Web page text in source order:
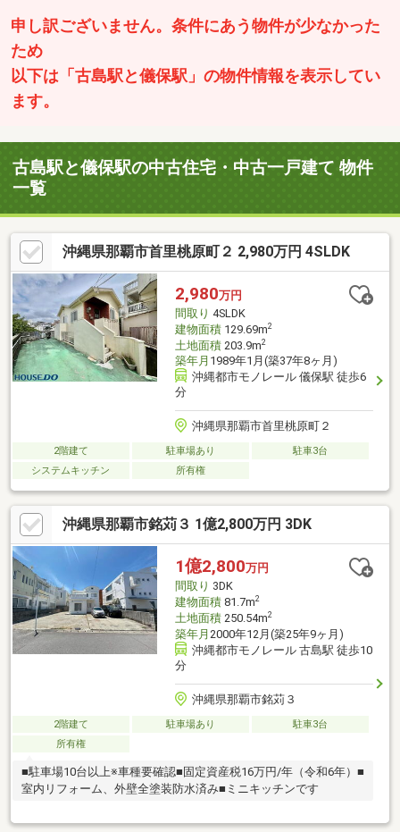
申し訳ございません。条件にあう物件が少なかった
ため
以下は「古島駅と儀保駅」の物件情報を表示してい
ます。
古島駅と儀保駅の中古住宅・中古一戸建て 物件
一覧
沖縄県那覇市首里桃原町２ 2,980万円 4SLDK
2,980万円
間取り 4SLDK
建物面積129.69m2
土地面積203.9m2
築年月 1989年1月(築37年8ヶ月)
沖縄都市モノレール 儀保駅 徒歩6
分
沖縄県那覇市首里桃原町２
2階建て 駐車場あり
駐車3台
システムキッチン
所有権
沖縄県那覇市銘苅３ 1億2,800万円 3DK
1億2,800万円
間取り 3DK
建物面積81.7m2
土地面積250.54m2
築年月 2000年12月(築25年9ヶ月)
沖縄都市モノレール 古島駅 徒歩10
分
沖縄県那覇市銘苅３
2階建て 駐車場あり
駐車3台
所有権
■駐車場10台以上※車種要確認■固定資産税16万円/年（令和6年）■
室内リフォーム、外壁全塗装防水済み■ミニキッチンです